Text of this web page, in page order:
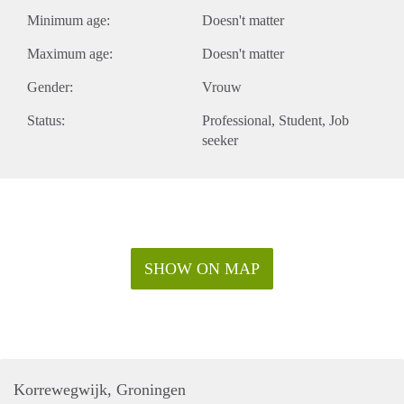
Minimum age: Doesn't matter
Maximum age: Doesn't matter
Gender: Vrouw
Status: Professional Student Job
seeker
SHOW ON MAP
Korrewegwijk, Groningen